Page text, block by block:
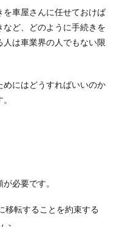
車屋さんに任せておけば
ど、どのように手続きを
は車業界の人でもない限
めにはどうすればいいのか
必要です。
移転することを約束する